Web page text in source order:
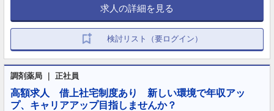
求人の詳細を見る
検討リスト（要ログイン）
調剤薬局 ｜ 正社員
高額求人 借上社宅制度あり 新しい環境で年収アッ
プ、キャリアアップ目指しませんか？